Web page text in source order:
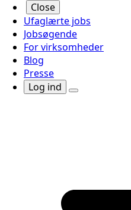
Close
Ufaglærte jobs
Jobsøgende
For virksomheder
Blog
Presse
Log ind